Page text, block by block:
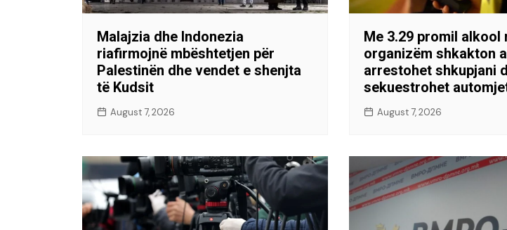
Malajzia dhe Indonezia
riafirmojnë mbështetjen për
Palestinën dhe vendet e shenjta
të Kudsit
August 7, 2026
Me 3.29 promil alkool
organizëm shkakton
arrestohet shkupjani
sekuestrohet
August 7, 2026